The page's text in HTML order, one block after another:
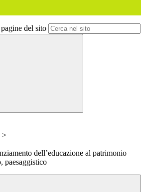
del sito
>
dell’educazione al patrimonio
paesaggistico